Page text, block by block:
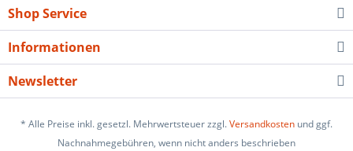
Shop Service
Informationen
Newsletter
* Alle Preise inkl. gesetzl. Mehrwertsteuer zzgl.Versandkosten und ggf.
Nachnahmegebühren, wenn nicht anders beschrieben